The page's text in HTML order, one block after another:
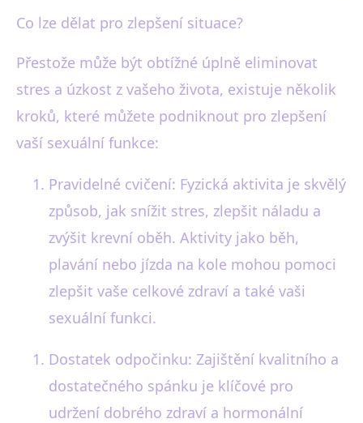
Co lze dělat pro zlepšení situace?
Přestože může být obtížné úplně eliminovat
stres a úzkost z vašeho života, existuje několik
kroků, které můžete podniknout pro zlepšení
vaší sexuální funkce:
Pravidelné cvičení: Fyzická aktivita je skvělý
způsob, jak snížit stres, zlepšit náladu a
zvýšit krevní oběh. Aktivity jako běh,
plavání nebo jízda na kole mohou pomoci
zlepšit vaše celkové zdraví a také vaši
sexuální funkci.
Dostatek odpočinku: Zajištění kvalitního a
dostatečného spánku je klíčové pro
udržení dobrého zdraví a hormonální